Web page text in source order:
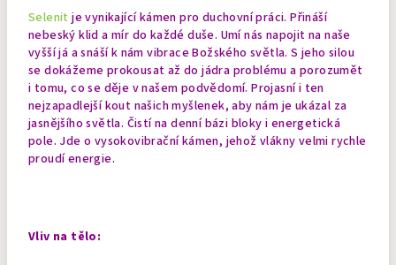
Selenitje vynikající kámen pro duchovní práci. Přináší
nebeský klid a mír do každé duše. Umí nás napojit na naše
vyšší já a snáší k nám vibrace Božského světla. S jeho silou
se dokážeme prokousat až do jádra problému a porozumět
i tomu, co se děje v našem podvědomí. Projasní i ten
nejzapadlejší kout našich myšlenek, aby nám je ukázal za
jasnějšího světla. Čistí na denní bázi bloky i energetická
pole. Jde o vysokovibrační kámen, jehož vlákny velmi rychle
proudí energie.
Vliv na tělo: